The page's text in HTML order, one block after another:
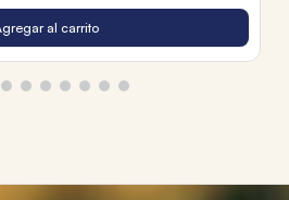
al carrito